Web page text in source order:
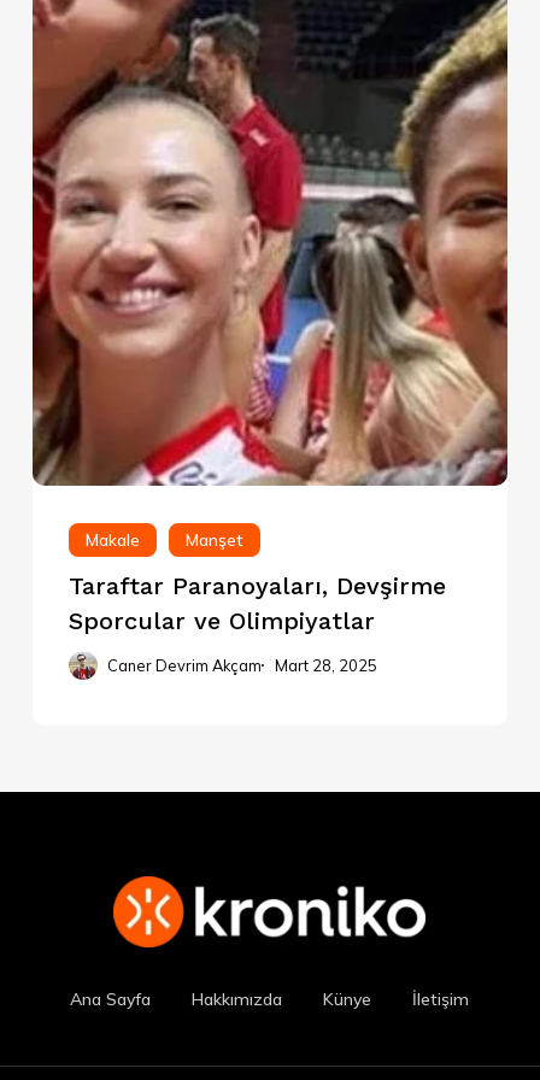
Makale Manşet
Taraftar Paranoyaları, Devşirme
Sporcular ve Olimpiyatlar
Caner Devrim Akçam Mart 28, 2025
Ana Sayfa Hakkımızda Künye İletişim